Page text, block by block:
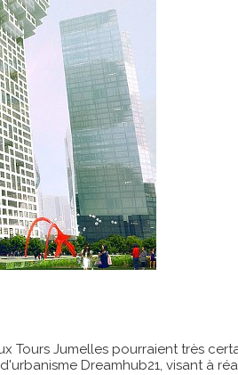
Tours Jumelles pourraient très
Dreamhub21, visant à